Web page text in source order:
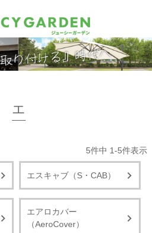
エ
5件中 1-5件表示
エスキャブ（S・CAB）
エアロカバー
（AeroCover）